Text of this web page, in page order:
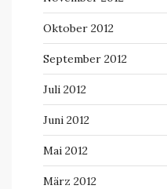
Oktober 2012
September 2012
Juli 2012
Juni 2012
Mai 2012
März 2012